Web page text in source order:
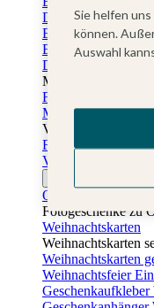
Dankeskarten
Einschulungskarten
Einladungskarten
Danksagung
Muttertag
Fotogeschenke
Muttertagskarten
Vatertag
Fotogeschenke
Vatertagskarten
Osterkarten
Fotogeschenke zu
Weihnachtskarten
Weihnachtskarten
Weihnachtskarten
Weihnachtsfeier
Geschenkaufkleber
Sie helfen
können.
Auswahl